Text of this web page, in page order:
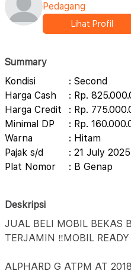
Pedagang
Lihat Profil
Summary
Kondisi
: Second
Harga Cash
: Rp.
Harga Credit
: Rp.
Minimal DP
: Rp.
Warna
: Hitam
Pajak s/d
: 21 July 2025
Plat Nomor
: B Genap
Deskripsi
JUAL BELI MOBIL BEKAS
TERJAMIN ‼️MOBIL
ALPHARD G ATPM AT 2018